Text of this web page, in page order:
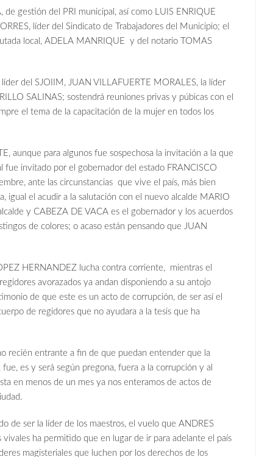
gestión del PRI municipal, así como LUIS ENRIQUE
líder del Sindicato de Trabajadores del Municipio; el
local, ADELA MANRIQUE y del notario TOMAS
del SJOIIM, JUAN VILLAFUERTE MORALES, la líder
SALINAS; sostendrá reuniones privas y púbicas con el
el tema de la capacitación de la mujer en todos los
aunque para algunos fue sospechosa la invitación a la que
invitado por el gobernador del estado FRANCISCO
ante las circunstancias que vive el país, más bien
el acudir a la salutación con el nuevo alcalde MARIO
y CABEZA DE VACA es el gobernador y los acuerdos
de colores; o acaso están pensando que JUAN
HERNANDEZ lucha contra corriente, mientras el
avorazados ya andan disponiendo a su antojo
de que este es un acto de corrupción, de ser así el
de regidores que no ayudara a la tesis que ha
recién entrante a fin de que puedan entender que la
es y será según pregona, fuera a la corrupción y al
en menos de un mes ya nos enteramos de actos de
de ser la líder de los maestros, el vuelo que ANDRES
ha permitido que en lugar de ir para adelante el país
magisteriales que luchen por los derechos de los